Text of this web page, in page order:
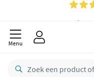
Gratis
Menu